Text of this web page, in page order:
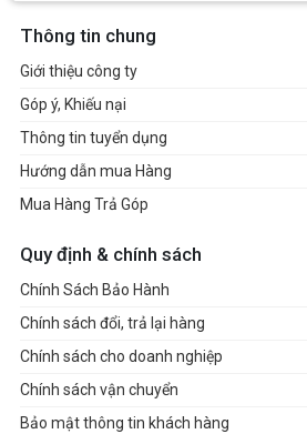
Thông tin chung
Giới thiệu công ty
Góp ý, Khiếu nại
Thông tin tuyển dụng
Hướng dẫn mua Hàng
Mua Hàng Trả Góp
Quy định & chính sách
Chính Sách Bảo Hành
Chính sách đổi, trả lại hàng
Chính sách cho doanh nghiệp
Chính sách vận chuyển
Bảo mật thông tin khách hàng